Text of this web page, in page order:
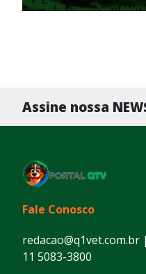
Assine nossa
Fale Conosco
11 5083-3800